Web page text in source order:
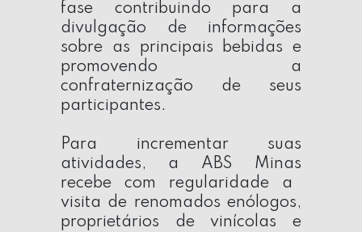
fase contribuindo para a
divulgação de informações
sobre as principais bebidas e
promovendo a
confraternização de seus
participantes.
Para incrementar suas
atividades, a ABS Minas
recebe com regularidade a
visita de renomados enólogos,
proprietários de vinícolas e